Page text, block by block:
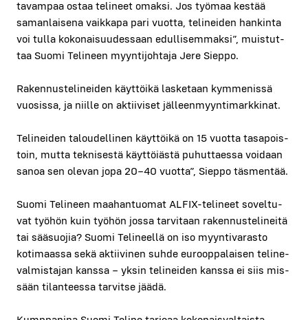
ta­vam­paa ostaa teli­neet omak­si. Jos työ­maa kes­tää
saman­lai­se­na vaik­ka­pa pari vuot­ta, teli­nei­den han­kin­ta
voi tul­la koko­nai­suu­des­saan edul­li­sem­mak­si”, muis­tut­
taa Suo­mi Teli­neen myyn­ti­joh­ta­ja Jere Siep­po.
Raken­nus­te­li­nei­den käyt­töi­kä las­ke­taan kym­me­nis­sä
vuo­sis­sa, ja niil­le on aktii­vi­set jäl­leen­myyn­ti­mark­ki­nat.
Teli­nei­den talou­del­li­nen käyt­töi­kä on 15 vuot­ta tasa­pois­
toin, mut­ta tek­ni­ses­tä käyt­töiäs­tä puhut­taes­sa voi­daan
sanoa sen ole­van jopa 20–40 vuot­ta”, Siep­po täs­men­tää.
Suo­mi Teli­neen maa­han­tuo­mat ALFIX-teli­neet sovel­tu­
vat työ­hön kuin työ­hön jos­sa tar­vi­taan raken­nus­te­li­nei­tä
tai sää­suo­jia? Suo­mi Teli­neel­lä on iso myyn­ti­va­ras­to
koti­maas­sa sekä aktii­vi­nen suh­de euroop­pa­lai­sen teli­ne­
val­mis­ta­jan kans­sa – yksin teli­nei­den kans­sa ei siis mis­
sään tilan­tees­sa tar­vit­se jää­dä.